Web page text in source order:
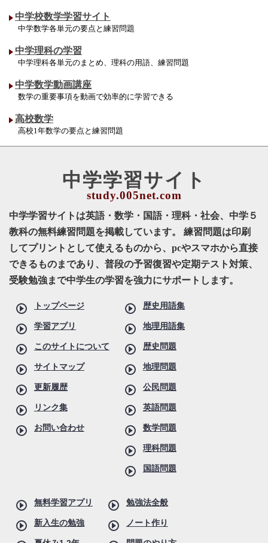
中学校数学学習サイト
中学数学各単元の要点と練習問題
中学理科の学習
中学理科各単元のまとめ、理科の用語、練習問題
中学数学動画講座
数学の重要事項を動画で効率的に学習できる
高校数学
高校1年数学の要点と練習問題
中学学習サイト
中学学習サイトは英語・数学・国語・理科・社会、中学５
教科の無料練習問題を掲載しています。 練習問題は印刷
してプリントとして使えるものから、pcやスマホから直接
できるものまであり、普段の予習復習や定期テスト対策、
受験勉強まで中学生の学習を強力にサポートします。
トップページ
学習アプリ
このサイトについて
サイトマップ
更新履歴
リンク集
お問い合わせ
歴史用語集
地理用語集
歴史問題
地理問題
公民問題
英語問題
数学問題
理科問題
国語問題
無料学習アプリ
新入生の勉強
勉強法全般
ノート作り